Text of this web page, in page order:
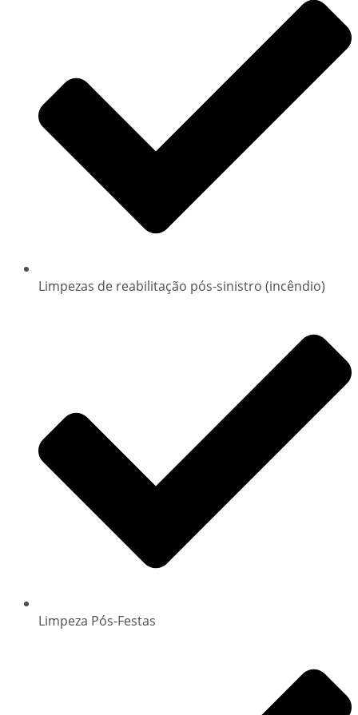
Limpezas de reabilitação pós-sinistro (incêndio)
Limpeza Pós-Festas